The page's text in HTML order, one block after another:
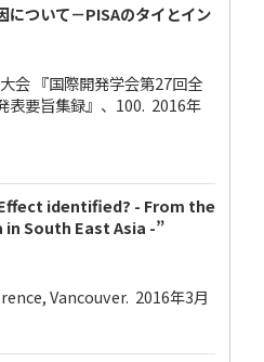
について－PISAのタイとイン
会 『国際開発学会第27回全
表要旨集録』、100. 2016年
identified? - From the
South East Asia -”
Vancouver. 2016年3月